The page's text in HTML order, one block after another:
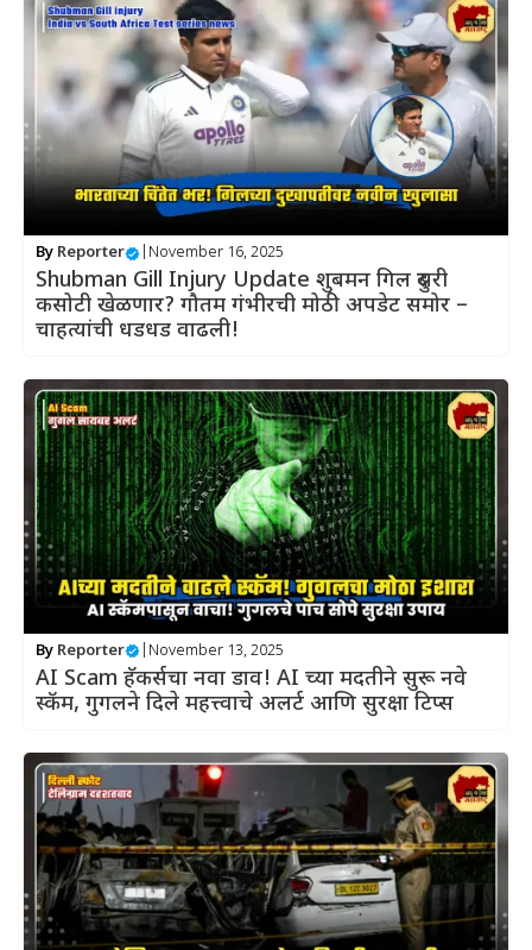
By Reporter November 16, 2025
Shubman Gill Injury Update शुबमन गिल दुसरी
कसोटी खेळणार? गौतम गंभीरची मोठी अपडेट समोर –
चाहत्यांची धडधड वाढली!
By Reporter November 13, 2025
AI Scam हॅकर्सचा नवा डाव! AI च्या मदतीने सुरू नवे
स्कॅम, गुगलने दिले महत्त्वाचे अलर्ट आणि सुरक्षा टिप्स